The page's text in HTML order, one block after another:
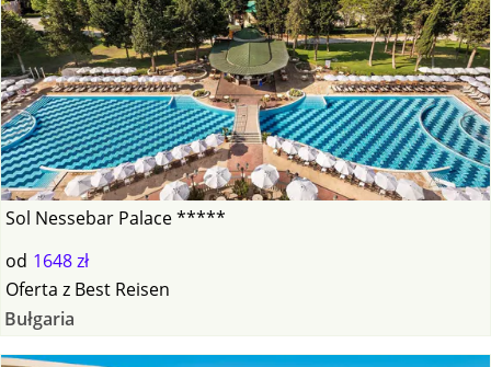
Sol Nessebar Palace *****
od 1648 zł
Oferta z Best Reisen
Bułgaria